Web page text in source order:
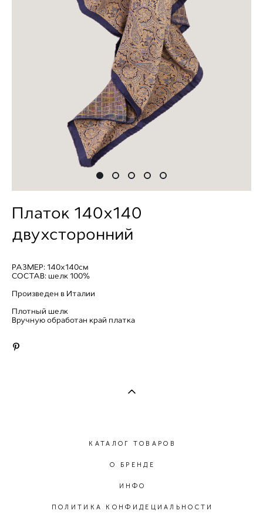
Платок 140х140
двухсторонний
РАЗМЕР: 140х140см
СОСТАВ: шелк 100%
Произведен в Италии
Плотный шелк
Вручную обработан край платка
КАТАЛОГ ТОВАРОВ
О БРЕНДЕ
ИНФО
ПОЛИТИКА КОНФИДЕЦИАЛЬНОСТИ